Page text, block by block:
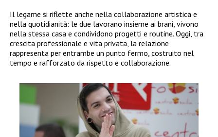
Il legame si riflette anche nella collaborazione artistica e
nella quotidianità: le due lavorano insieme ai brani, vivono
nella stessa casa e condividono progetti e routine. Oggi, tra
crescita professionale e vita privata, la relazione
rappresenta per entrambe un punto fermo, costruito nel
tempo e rafforzato da rispetto e collaborazione.